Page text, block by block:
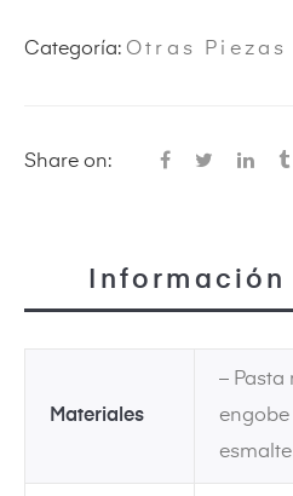
Categoría: Otras Piezas
Share on:
Materiales
–